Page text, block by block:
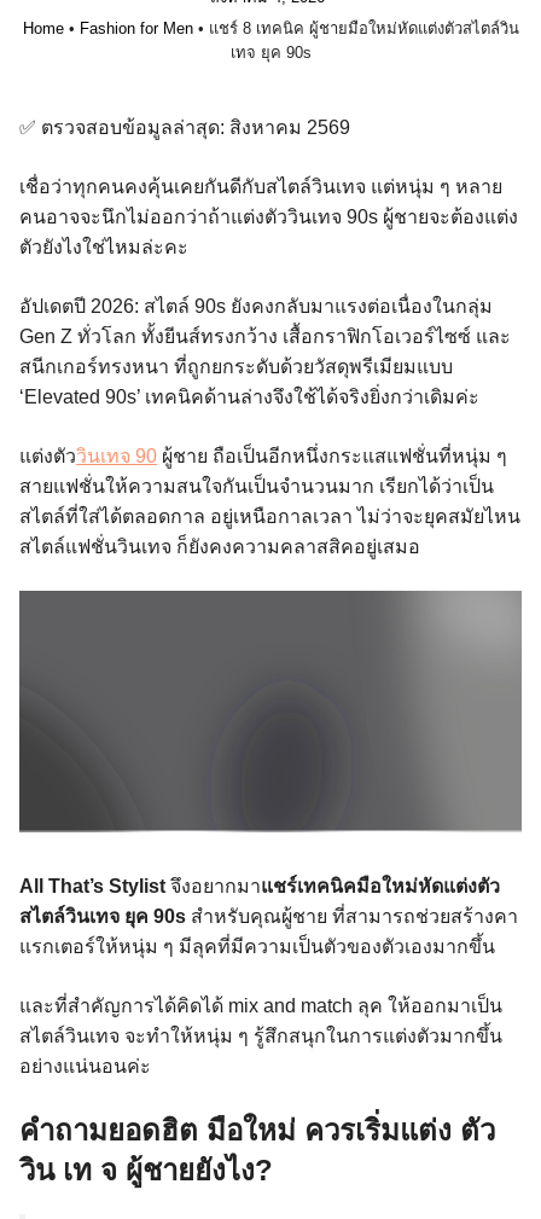
Home• Fashion for Men• แชร์ 8 เทคนิค ผู้ชายมือใหม่หัดแต่งตัวสไตล์วิน
เทจ ยุค 90s
✅ ตรวจสอบข้อมูลล่าสุด: สิงหาคม 2569
เชื่อว่าทุกคนคงคุ้นเคยกันดีกับสไตล์วินเทจ แต่หนุ่ม ๆ หลาย
คนอาจจะนึกไม่ออกว่าถ้าแต่งตัววินเทจ 90s ผู้ชายจะต้องแต่ง
ตัวยังไงใช่ไหมล่ะคะ
อัปเดตปี 2026: สไตล์ 90s ยังคงกลับมาแรงต่อเนื่องในกลุ่ม
Gen Z ทั่วโลก ทั้งยีนส์ทรงกว้าง เสื้อกราฟิกโอเวอร์ไซซ์ และ
สนีกเกอร์ทรงหนา ที่ถูกยกระดับด้วยวัสดุพรีเมียมแบบ
‘Elevated 90s’ เทคนิคด้านล่างจึงใช้ได้จริงยิ่งกว่าเดิมค่ะ
แต่งตัววินเทจ 90 ผู้ชาย ถือเป็นอีกหนึ่งกระแสแฟชั่นที่หนุ่ม ๆ
สายแฟชั่นให้ความสนใจกันเป็นจำนวนมาก เรียกได้ว่าเป็น
สไตล์ที่ใส่ได้ตลอดกาล อยู่เหนือกาลเวลา ไม่ว่าจะยุคสมัยไหน
สไตล์แฟชั่นวินเทจ ก็ยังคงความคลาสสิคอยู่เสมอ
All That’s Stylist จึงอยากมาแชร์เทคนิคมือใหม่หัดแต่งตัว
สไตล์วินเทจ ยุค 90s สำหรับคุณผู้ชาย ที่สามารถช่วยสร้างคา
แรกเตอร์ให้หนุ่ม ๆ มีลุคที่มีความเป็นตัวของตัวเองมากขึ้น
และที่สำคัญการได้คิดได้ mix and match ลุค ให้ออกมาเป็น
สไตล์วินเทจ จะทำให้หนุ่ม ๆ รู้สึกสนุกในการแต่งตัวมากขึ้น
อย่างแน่นอนค่ะ
คำถามยอดฮิต มือใหม่ ควรเริ่มแต่ง ตัว
วิน เท จ ผู้ชายยังไง?